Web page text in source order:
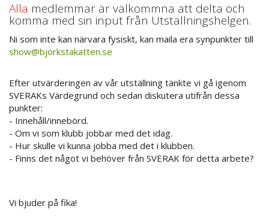
Alla medlemmar är välkommna att delta och
komma med sin input från Utställningshelgen.
Ni som inte kan närvara fysiskt, kan maila era synpunkter till
show@bjorkstakatten.se
Efter utvärderingen av vår utställning tänkte vi gå igenom
SVERAKs Värdegrund och sedan diskutera utifrån dessa
punkter:
- Innehåll/innebörd.
- Om vi som klubb jobbar med det idag.
- Hur skulle vi kunna jobba med det i klubben.
- Finns det något vi behöver från SVERAK för detta arbete?
Vi bjuder på fika!